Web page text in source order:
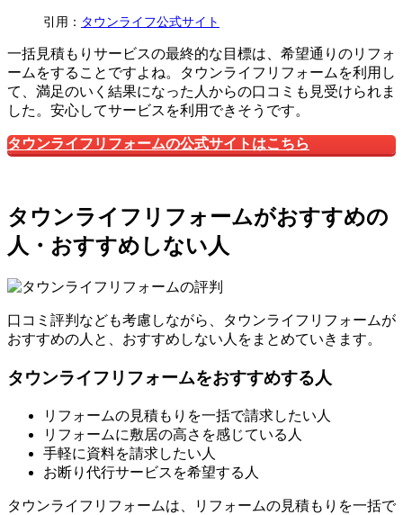
引用： タウンライフ公式サイト
一括見積もりサービスの最終的な目標は、希望通りのリフォ
ームをすることですよね。タウンライフリフォームを利用し
て、満足のいく結果になった人からの口コミも見受けられま
した。安心してサービスを利用できそうです。
タウンライフリフォームの公式サイトはこちら
タウンライフリフォームがおすすめの
人・おすすめしない人
口コミ評判なども考慮しながら、タウンライフリフォームが
おすすめの人と、おすすめしない人をまとめていきます。
タウンライフリフォームをおすすめする人
リフォームの見積もりを一括で請求したい人
リフォームに敷居の高さを感じている人
手軽に資料を請求したい人
お断り代行サービスを希望する人
タウンライフリフォームは、リフォームの見積もりを一括で